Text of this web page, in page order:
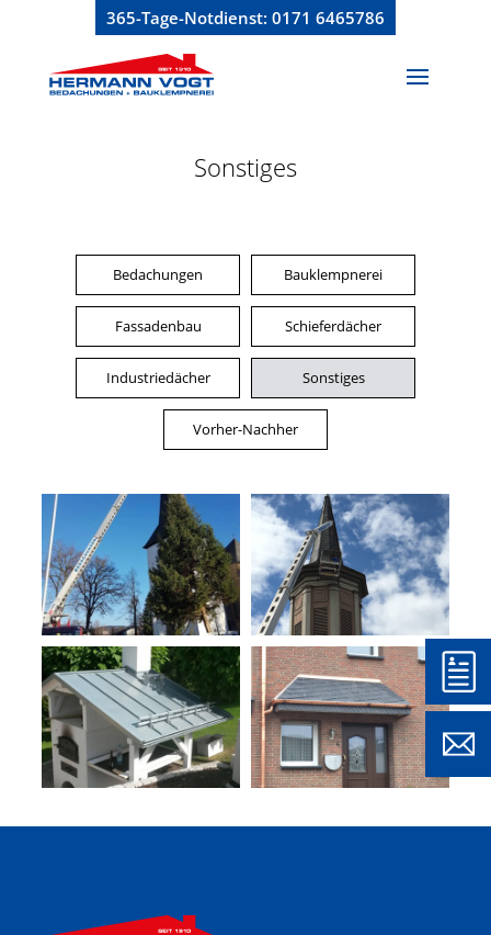
365-Tage-Notdienst: 0171 6465786
Sonstiges
Bedachungen Bauklempnerei
Fassadenbau Schieferdächer
Industriedächer Sonstiges
Vorher-Nachher